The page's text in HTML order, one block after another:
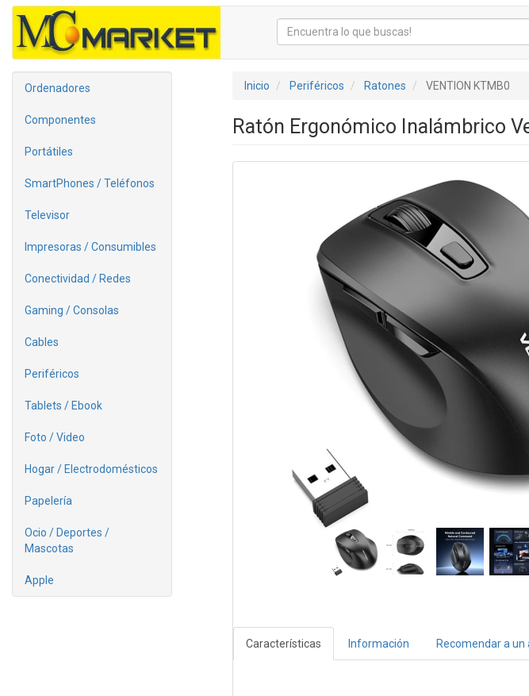
Ordenadores
Componentes
Portátiles
SmartPhones / Teléfonos
Televisor
Impresoras / Consumibles
Conectividad / Redes
Gaming / Consolas
Cables
Periféricos
Tablets / Ebook
Foto / Video
Hogar / Electrodomésticos
Papelería
Ocio / Deportes /
Mascotas
Apple
Inicio Periféricos Ratones VENTION KTMB0
Ratón Ergonómico Inalámbrico
Características Información Recomendar a un